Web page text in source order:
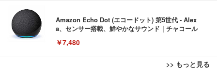
Amazon Echo Dot (エコードット) 第5世代 - Alex
a、センサー搭載、鮮やかなサウンド｜チャコール
￥7,480
>> もっと見る